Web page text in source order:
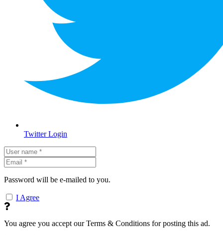
Twitter Login
Password will be e-mailed to you.
I Agree
You agree you accept our Terms & Conditions for posting this ad.